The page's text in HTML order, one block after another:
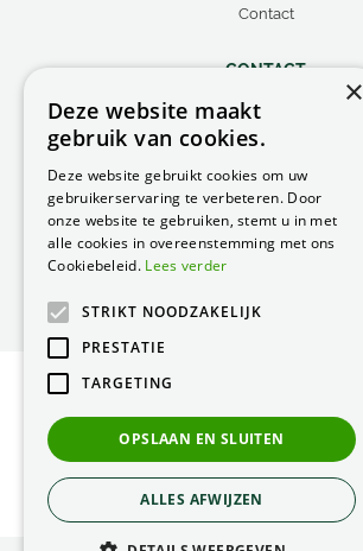
Contact
CONTACT
Peacock Garden Supports
Industrieweg 22
Nederland
0499 57 40 80
F. 0499 57 40 84
E.peacock@peacock.nl
Privacy Statement
Green Solutions
×
Deze website maakt
gebruik van cookies.
Deze website gebruikt cookies om uw
gebruikerservaring te verbeteren. Door
onze website te gebruiken, stemt u in met
alle cookies in overeenstemming met ons
Cookiebeleid. Lees verder
STRIKT NOODZAKELIJK
PRESTATIE
TARGETING
OPSLAAN EN SLUITEN
ALLES AFWIJZEN